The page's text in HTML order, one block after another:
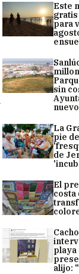
Este
gratis
para
sin
La
pie
de
El
costa
playa
alijo: